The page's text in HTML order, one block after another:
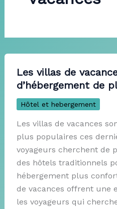
Les villas de
d’hébergement de
Hôtel et hebergement
Les villas de vacances
plus populaires ces
voyageurs cherchent de
des hôtels traditionnels
hébergement plus
de vacances offrent une
les voyageurs qui